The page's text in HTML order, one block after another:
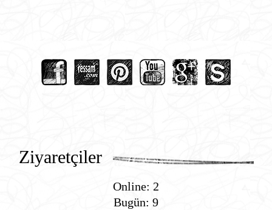
Ziyaretçiler
Online: 2
Bugün: 9